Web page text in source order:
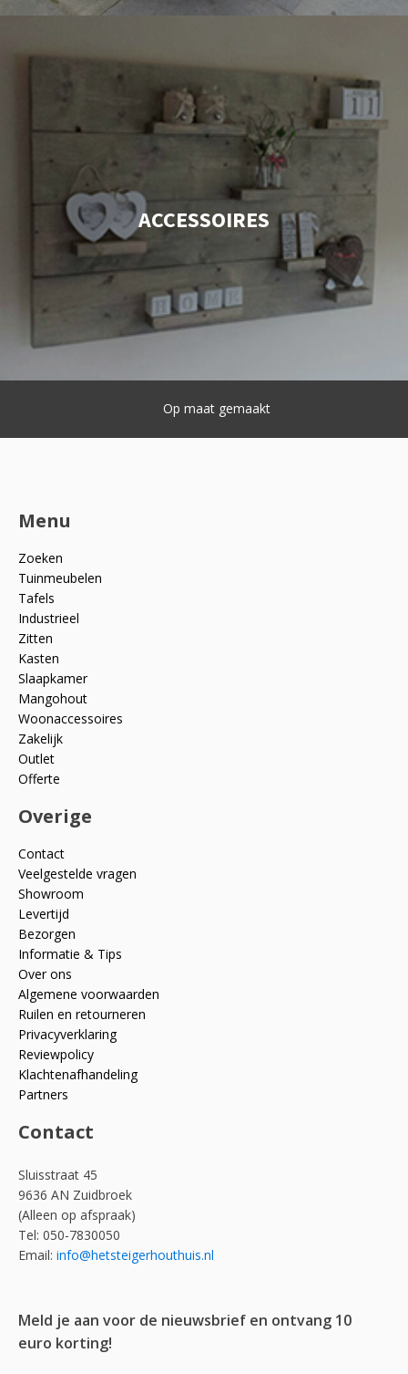
ACCESSOIRES
Op maat gemaakt
Menu
Zoeken
Tuinmeubelen
Tafels
Industrieel
Zitten
Kasten
Slaapkamer
Mangohout
Woonaccessoires
Zakelijk
Outlet
Offerte
Overige
Contact
Veelgestelde vragen
Showroom
Levertijd
Bezorgen
Informatie & Tips
Over ons
Algemene voorwaarden
Ruilen en retourneren
Privacyverklaring
Reviewpolicy
Klachtenafhandeling
Partners
Contact
Sluisstraat 45
9636 AN Zuidbroek
(Alleen op afspraak)
Tel: 050-7830050
Email: info@hetsteigerhouthuis.nl
Meld je aan voor de nieuwsbrief en ontvang 10
euro korting!